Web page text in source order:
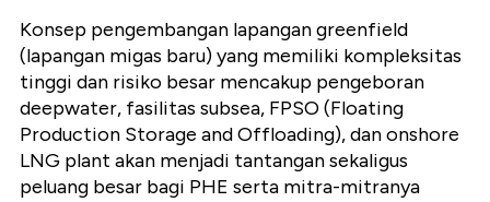
Konsep pengembangan lapangan greenfield
(lapangan migas baru) yang memiliki kompleksitas
tinggi dan risiko besar mencakup pengeboran
deepwater, fasilitas subsea, FPSO (Floating
Production Storage and Offloading), dan onshore
LNG plant akan menjadi tantangan sekaligus
peluang besar bagi PHE serta mitra-mitranya